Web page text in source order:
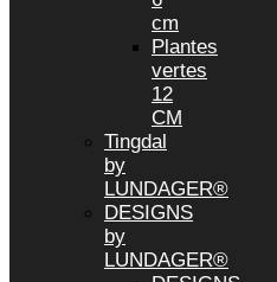
cm
Plantes
vertes
12
CM
Tingdal
by
LUNDAGER®
DESIGNS
by
LUNDAGER®